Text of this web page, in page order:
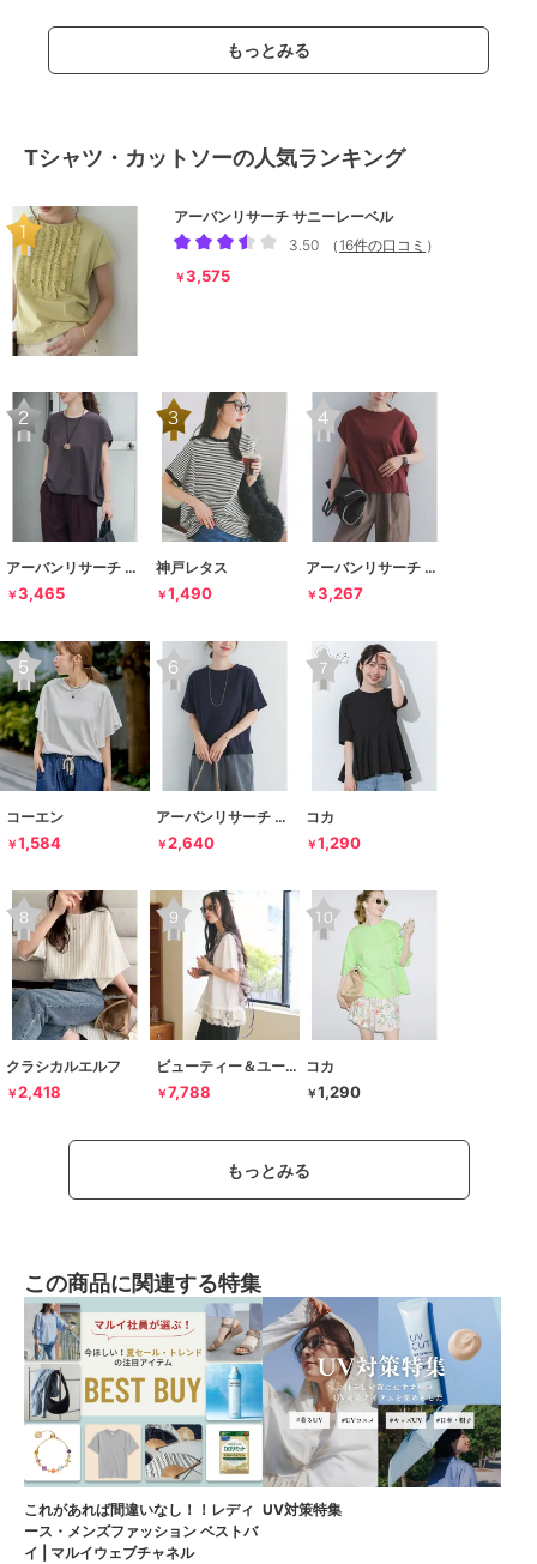
もっとみる
Tシャツ・カットソーの人気ランキング
アーバンリサーチ サニーレーベル
3.50
（ 16件の口コミ ）
￥3,575
アーバンリサーチ ドアーズ
￥3,465
神戸レタス
￥1,490
アーバンリサーチ ドアーズ
￥3,267
コーエン
￥1,584
アーバンリサーチ ドアーズ
￥2,640
コカ
￥1,290
クラシカルエルフ
￥2,418
ビューティー＆ユース ユナイテッドアローズ
￥7,788
コカ
￥1,290
もっとみる
この商品に関連する特集
これがあれば間違いなし！！レディ
ース・メンズファッション ベストバ
イ | マルイウェブチャネル
UV対策特集